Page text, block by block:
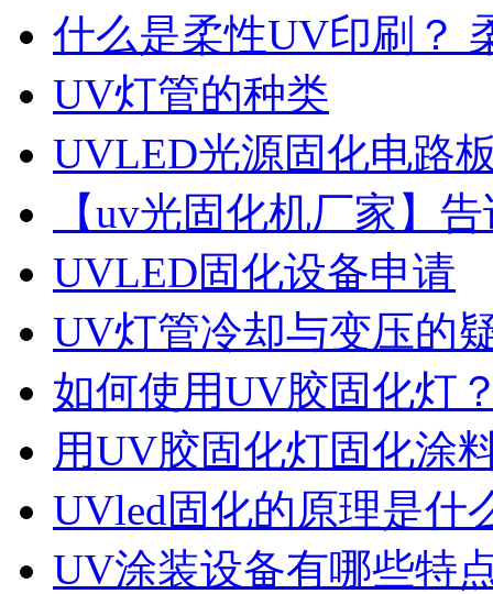
什么是柔性UV印刷？
UV灯管的种类
UVLED光源固化电路
【uv光固化机厂家】
UVLED固化设备申请
UV灯管冷却与变压的
如何使用UV胶固化灯
用UV胶固化灯固化涂
UVled固化的原理是什
UV涂装设备有哪些特